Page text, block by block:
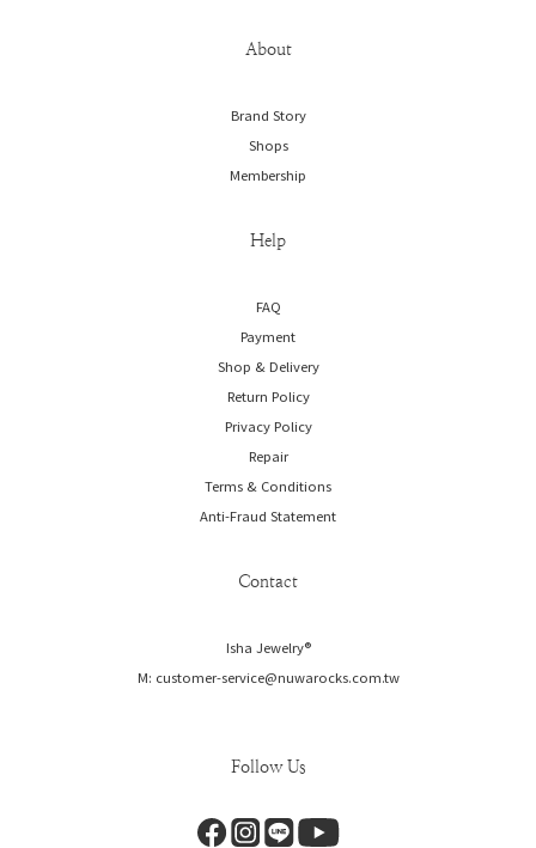
About
Brand Story
Shops
Membership
Help
FAQ
Payment
Shop & Delivery
Return Policy
Privacy Policy
Repair
Terms & Conditions
Anti-Fraud Statement
Contact
Isha Jewelry®️
M: customer-service@nuwarocks.com.tw
Follow Us